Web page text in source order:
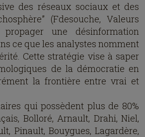
des réseaux sociaux et des
(Fdesouche, Valeurs
une désinformation
ce que les analystes nomment
Cette stratégie vise à saper
de la démocratie en
la frontière entre vrai et
qui possèdent plus de 80%
Bolloré, Arnault, Drahi, Niel,
Pinault, Bouygues, Lagardère,